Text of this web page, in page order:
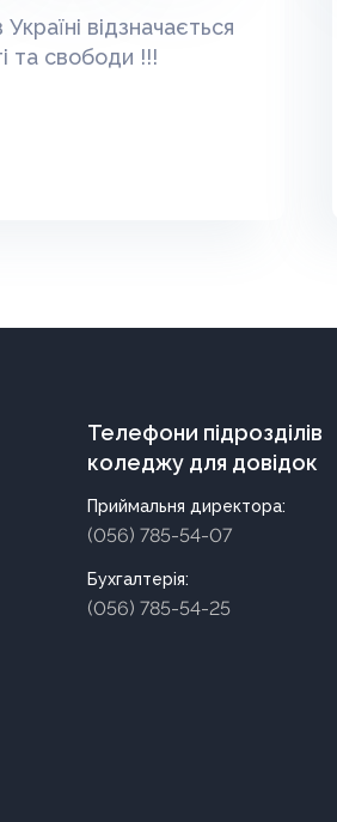
відзначається
та свободи !!!
Телефони підрозділів
коледжу для довідок
Приймальня директора:
(056) 785-54-07
Бухгалтерія:
(056) 785-54-25